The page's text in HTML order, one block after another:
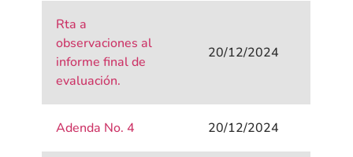
Rta a
observaciones al
informe final de
evaluación.
20/12/2024
Adenda No. 4 20/12/2024